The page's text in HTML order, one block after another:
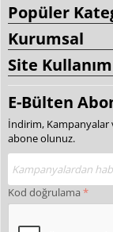
Popüler
Kurumsal
Site
E-Bülten
İndirim,
abone olunuz.
Kod doğrulama